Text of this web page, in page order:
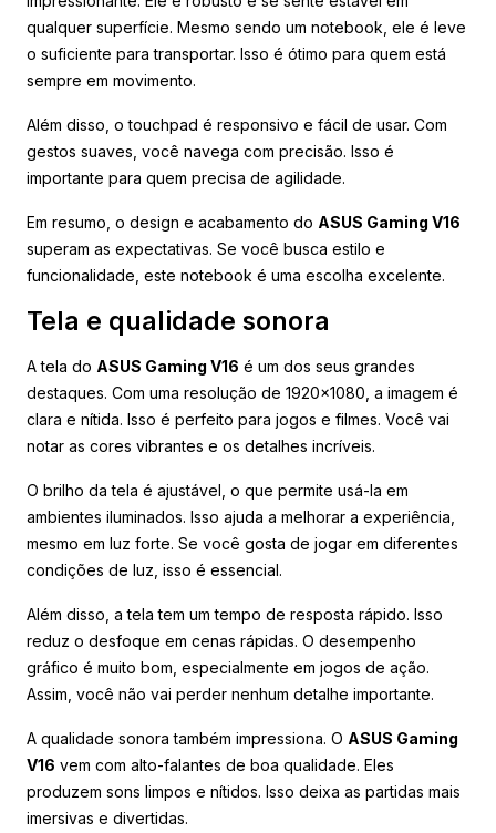
qualquer superfície. Mesmo sendo um notebook, ele é leve
o suficiente para transportar. Isso é ótimo para quem está
sempre em movimento.
Além disso, o touchpad é responsivo e fácil de usar. Com
gestos suaves, você navega com precisão. Isso é
importante para quem precisa de agilidade.
Em resumo, o design e acabamento do ASUS Gaming V16
superam as expectativas. Se você busca estilo e
funcionalidade, este notebook é uma escolha excelente.
Tela e qualidade sonora
A tela do ASUS Gaming V16 é um dos seus grandes
destaques. Com uma resolução de 1920×1080, a imagem é
clara e nítida. Isso é perfeito para jogos e filmes. Você vai
notar as cores vibrantes e os detalhes incríveis.
O brilho da tela é ajustável, o que permite usá-la em
ambientes iluminados. Isso ajuda a melhorar a experiência,
mesmo em luz forte. Se você gosta de jogar em diferentes
condições de luz, isso é essencial.
Além disso, a tela tem um tempo de resposta rápido. Isso
reduz o desfoque em cenas rápidas. O desempenho
gráfico é muito bom, especialmente em jogos de ação.
Assim, você não vai perder nenhum detalhe importante.
A qualidade sonora também impressiona. O ASUS Gaming
V16 vem com alto-falantes de boa qualidade. Eles
produzem sons limpos e nítidos. Isso deixa as partidas mais
imersivas e divertidas.